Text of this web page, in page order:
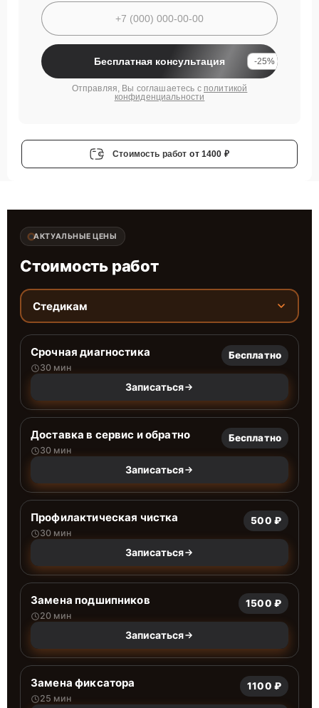
Бесплатная консультация -25%
Отправляя, Вы соглашаетесь с политикой
конфиденциальности
Стоимость работ от 1400 ₽
АКТУАЛЬНЫЕ ЦЕНЫ
Стоимость работ
Стедикам
Срочная диагностика
30 мин
Бесплатно
Записаться
Доставка в сервис и обратно
30 мин
Бесплатно
Записаться
Профилактическая чистка
30 мин
500 ₽
Записаться
Замена подшипников
20 мин
1500 ₽
Записаться
Замена фиксатора
25 мин
1100 ₽